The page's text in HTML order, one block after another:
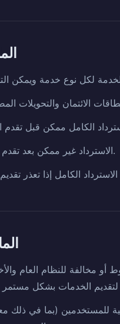
المادة 8
الاسترداد غير ممكن بعد تقدم المصادقة أو بعد جمع المنتج.
المادة 9
مخالفة للنظام العام
(بما في ذلك